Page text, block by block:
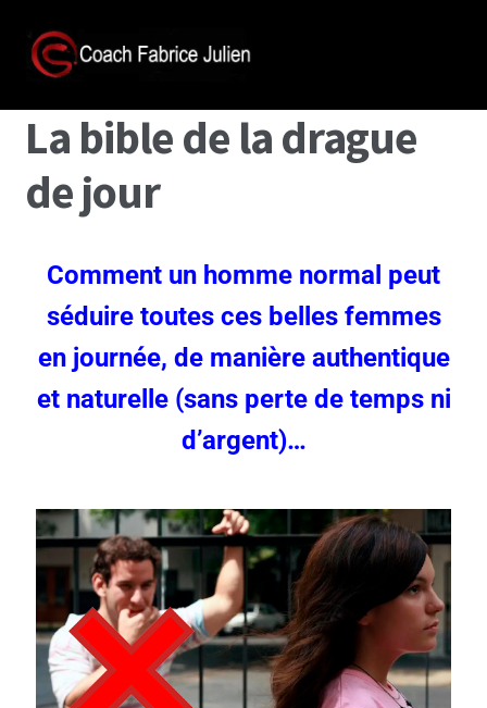
La bible de la drague
de jour
Comment un homme normal peut
séduire toutes ces belles femmes
en journée, de manière authentique
et naturelle (sans perte de temps ni
d’argent)…